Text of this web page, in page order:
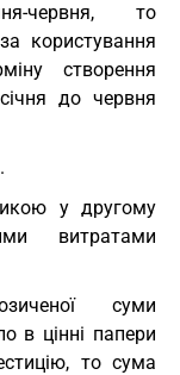
червня, то
користування
створення
до червня
у другому
витратами
суми
в цінні папери
то сума